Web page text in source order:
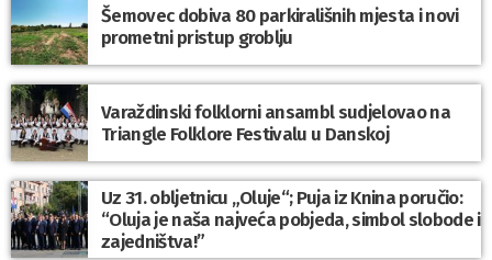
Šemovec dobiva 80 parkirališnih mjesta i novi
prometni pristup groblju
Varaždinski folklorni ansambl sudjelovao na
Triangle Folklore Festivalu u Danskoj
Uz 31. obljetnicu „Oluje“; Puja iz Knina poručio:
“Oluja je naša najveća pobjeda, simbol slobode i
zajedništva!”